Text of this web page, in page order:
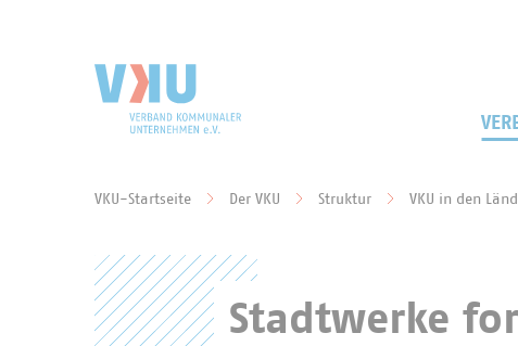
VKU-Startseite Der VKU Struktur VKU in den
Stadtwerke